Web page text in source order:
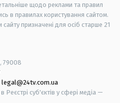
щодо реклами та правил
в правилах користування сайтом.
сайту призначені для осіб старше 21
79008
legal@24tv.com.ua
Реєстрі суб'єктів у сфері медіа —